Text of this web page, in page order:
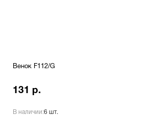
Венок F112/G
131 р.
В наличии:6 шт.